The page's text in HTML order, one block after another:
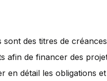
sont des titres de
afin de financer des
en détail les obligations